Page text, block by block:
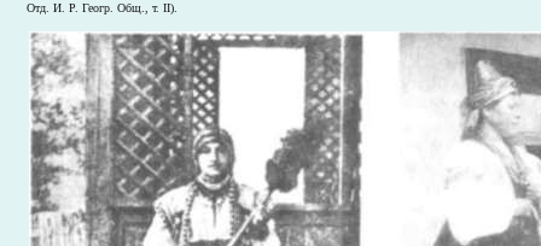
Отд. И. Р. Геогр. Общ., т. II).